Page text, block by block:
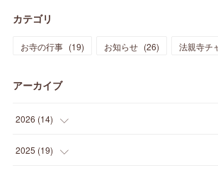
カテゴリ
お寺の行事 (19) お知らせ (26) 法親寺チ
アーカイブ
2026 (14)
(3
2025 (19)